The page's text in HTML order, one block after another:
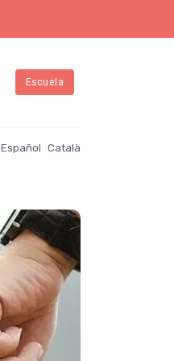
Escuela
Español Català